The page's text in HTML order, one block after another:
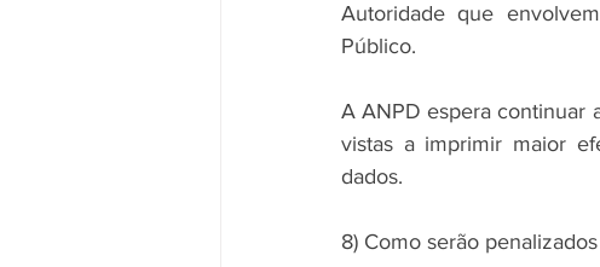
Autoridade que
Público.
A ANPD espera continuar
vistas a imprimir maior
dados.
8) Como serão